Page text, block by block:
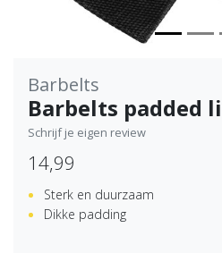
Barbelts
Barbelts padded
Schrijf je eigen review
14,99
Sterk en duurzaam
Dikke padding